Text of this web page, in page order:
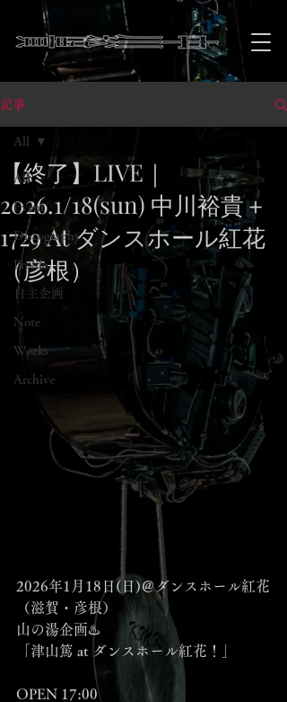
記事
All
Event
Discography
Profile
自主企画
Note
Works
Archive
All
【終了】LIVE｜
2026.1/18(sun) 中川裕貴＋
1729 At ダンスホール紅花
（彦根）
2026年1月18日(日)＠ダンスホール紅花
（滋賀・彦根）
山の湯企画♨️
「津山篤 at ダンスホール紅花！」
OPEN 17:00